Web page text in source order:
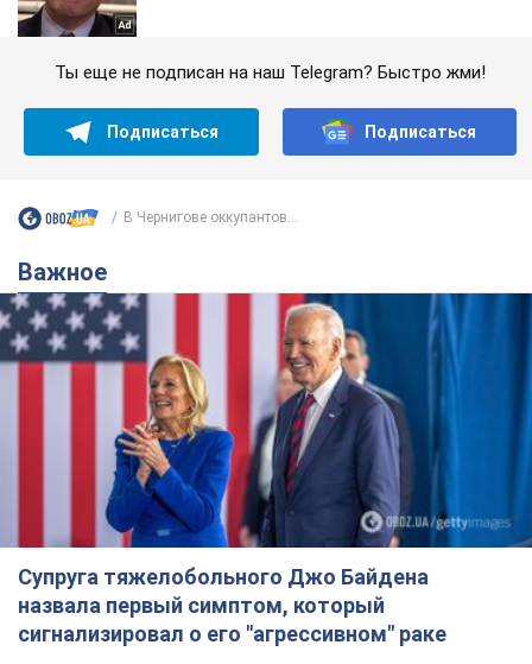
Ты еще не подписан на наш Telegram? Быстро жми!
Подписаться Подписаться
В Чернигове оккупантов...
Важное
Супруга тяжелобольного Джо Байдена
назвала первый симптом, который
сигнализировал о его "агрессивном" раке